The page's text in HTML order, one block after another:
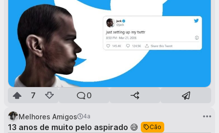
7 0
Melhores Amigos 4a
13 anos de muito pelo aspirado 😅 Cão
1